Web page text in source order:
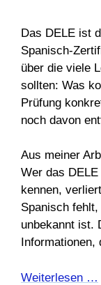
Das DELE ist
Spanisch-
über die viele
sollten: Was
Prüfung
noch davon
Aus meiner
Wer das
kennen,
Spanisch
unbekannt ist.
Informationen,
Weiterlesen …